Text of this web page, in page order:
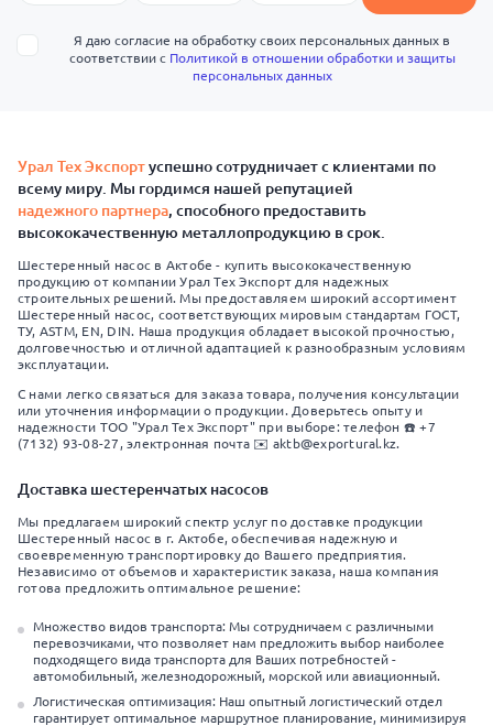
Я даю согласие на обработку своих персональных данных в
соответствии с Политикой в отношении обработки и защиты
персональных данных
Урал Тех Экспортуспешно сотрудничает с клиентами по
всему миру. Мы гордимся нашей репутацией
надежного партнера, способного предоставить
высококачественную металлопродукцию в срок.
Шестеренный насос в Актобе - купить высококачественную
продукцию от компании Урал Тех Экспорт для надежных
строительных решений. Мы предоставляем широкий ассортимент
Шестеренный насос, соответствующих мировым стандартам ГОСТ,
ТУ, ASTM, EN, DIN. Наша продукция обладает высокой прочностью,
долговечностью и отличной адаптацией к разнообразным условиям
эксплуатации.
С нами легко связаться для заказа товара, получения консультации
или уточнения информации о продукции. Доверьтесь опыту и
надежности ТОО "Урал Тех Экспорт" при выборе: телефон ☎️ +7
(7132) 93-08-27, электронная почта ✉️ aktb@exportural.kz.
Доставка шестеренчатых насосов
Мы предлагаем широкий спектр услуг по доставке продукции
Шестеренный насос в г. Актобе, обеспечивая надежную и
своевременную транспортировку до Вашего предприятия.
Независимо от объемов и характеристик заказа, наша компания
готова предложить оптимальное решение:
Множество видов транспорта: Мы сотрудничаем с различными
перевозчиками, что позволяет нам предложить выбор наиболее
подходящего вида транспорта для Ваших потребностей -
автомобильный, железнодорожный, морской или авиационный.
Логистическая оптимизация: Наш опытный логистический отдел
гарантирует оптимальное маршрутное планирование, минимизируя